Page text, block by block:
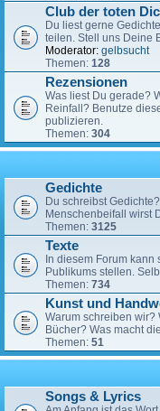
Club der toten
Du liest gerne
teilen. Stell uns Deine
Moderator: gelbsucht
Themen: 128
Rezensionen
Was liest Du gerade?
Reinfall? Benutze
publizieren.
Themen: 304
Gedichte
Du schreibst
Menschenbeifall wirst
Themen: 3125
Texte
In diesem Forum
Publikums stellen.
Themen: 734
Kunst und
Warum schreiben wir?
Bücher? Was macht
Themen: 51
Songs & Lyrics